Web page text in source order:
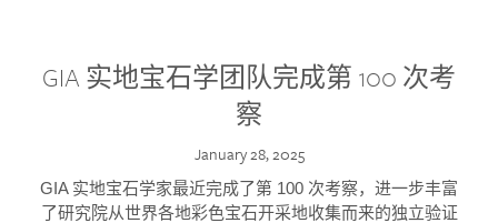
GIA 实地宝石学团队完成第 100 次考
察
January 28, 2025
GIA 实地宝石学家最近完成了第 100 次考察，进一步丰富
了研究院从世界各地彩色宝石开采地收集而来的独立验证